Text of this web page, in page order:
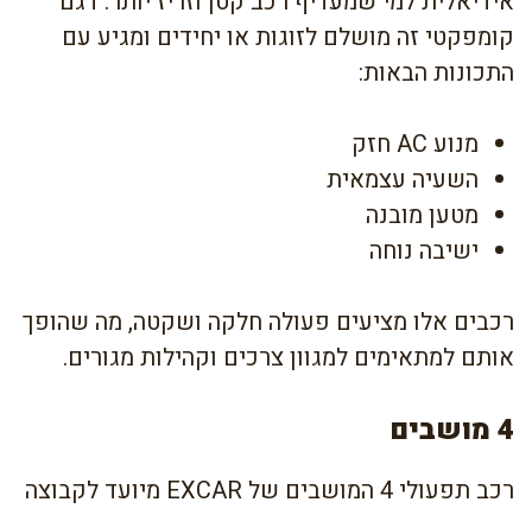
קומפקטי זה מושלם לזוגות או יחידים ומגיע עם
התכונות הבאות:
מנוע AC חזק
השעיה עצמאית
מטען מובנה
ישיבה נוחה
רכבים אלו מציעים פעולה חלקה ושקטה, מה שהופך
אותם למתאימים למגוון צרכים וקהילות מגורים.
4 מושבים
רכב תפעולי 4 המושבים של EXCAR מיועד לקבוצה